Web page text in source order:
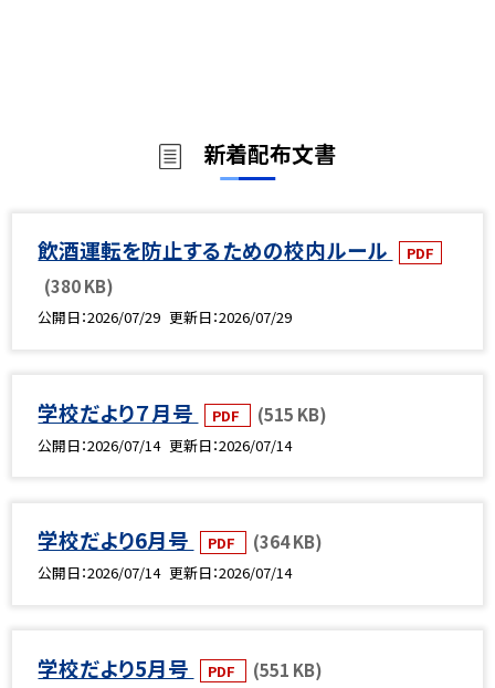
新着配布文書
飲酒運転を防止するための校内ルール PDF
(380 KB)
公開日 2026/07/29 更新日 2026/07/29
学校だより７月号 PDF (515 KB)
公開日 2026/07/14 更新日 2026/07/14
学校だより6月号 PDF (364 KB)
公開日 2026/07/14 更新日 2026/07/14
学校だより5月号 PDF (551 KB)